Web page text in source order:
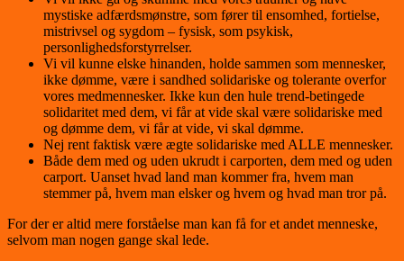
mystiske adfærdsmønstre, som fører til ensomhed, fortielse,
mistrivsel og sygdom – fysisk, som psykisk,
personlighedsforstyrrelser.
Vi vil kunne elske hinanden, holde sammen som mennesker,
ikke dømme, være i sandhed solidariske og tolerante overfor
vores medmennesker. Ikke kun den hule trend-betingede
solidaritet med dem, vi får at vide skal være solidariske med
og dømme dem, vi får at vide, vi skal dømme.
Nej rent faktisk være ægte solidariske med ALLE mennesker.
Både dem med og uden ukrudt i carporten, dem med og uden
carport. Uanset hvad land man kommer fra, hvem man
stemmer på, hvem man elsker og hvem og hvad man tror på.
For der er altid mere forståelse man kan få for et andet menneske,
selvom man nogen gange skal lede.